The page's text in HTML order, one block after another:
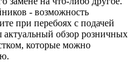
- возможность
при перебоях с подачей
актуальный обзор розничных
которые можно